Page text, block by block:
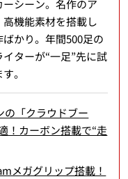
シーン。名作のア
機能素材を搭載し
かり。年間500足の
ターが“一足”先に試
。
の「クラウドブー
！カーボン搭載で“走
メガグリップ搭載！